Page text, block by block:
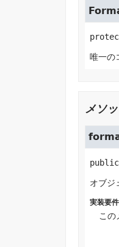
唯一の
メソ
オブジ
実装要
この